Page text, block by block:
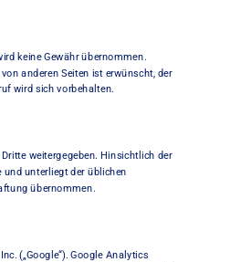
keine Gewähr übernommen.
anderen Seiten ist erwünscht, der
wird sich vorbehalten.
weitergegeben. Hinsichtlich der
unterliegt der üblichen
übernommen.
(„Google“). Google Analytics